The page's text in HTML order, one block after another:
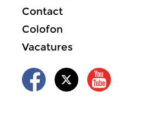
Contact
Colofon
Vacatures